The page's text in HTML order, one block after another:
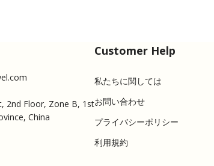
2nd Floor, Zone B, 1st
China
Customer Help
私たちに関しては
お問い合わせ
プライバシーポリシー
利用規約